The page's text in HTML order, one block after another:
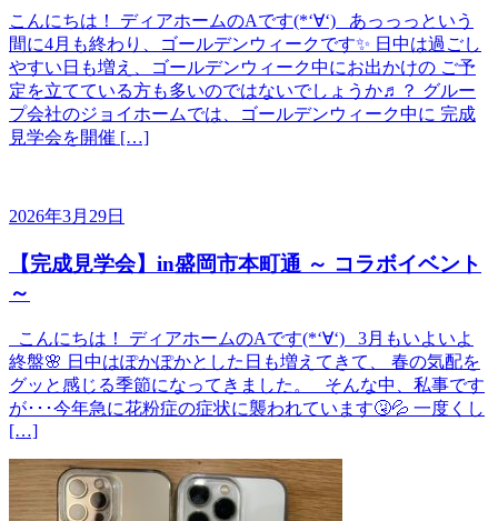
こんにちは！ ディアホームのAです(*‘∀‘) あっっっという
間に4月も終わり、ゴールデンウィークです✨ 日中は過ごし
やすい日も増え、ゴールデンウィーク中にお出かけの ご予
定を立てている方も多いのではないでしょうか♬？ グルー
プ会社のジョイホームでは、ゴールデンウィーク中に 完成
見学会を開催 […]
2026年3月29日
【完成見学会】in盛岡市本町通 ～ コラボイベント
～
こんにちは！ ディアホームのAです(*‘∀‘) 3月もいよいよ
終盤🌸 日中はぽかぽかとした日も増えてきて、 春の気配を
グッと感じる季節になってきました。 そんな中、私事です
が･･･今年急に花粉症の症状に襲われています🤧💦 一度くし
[…]